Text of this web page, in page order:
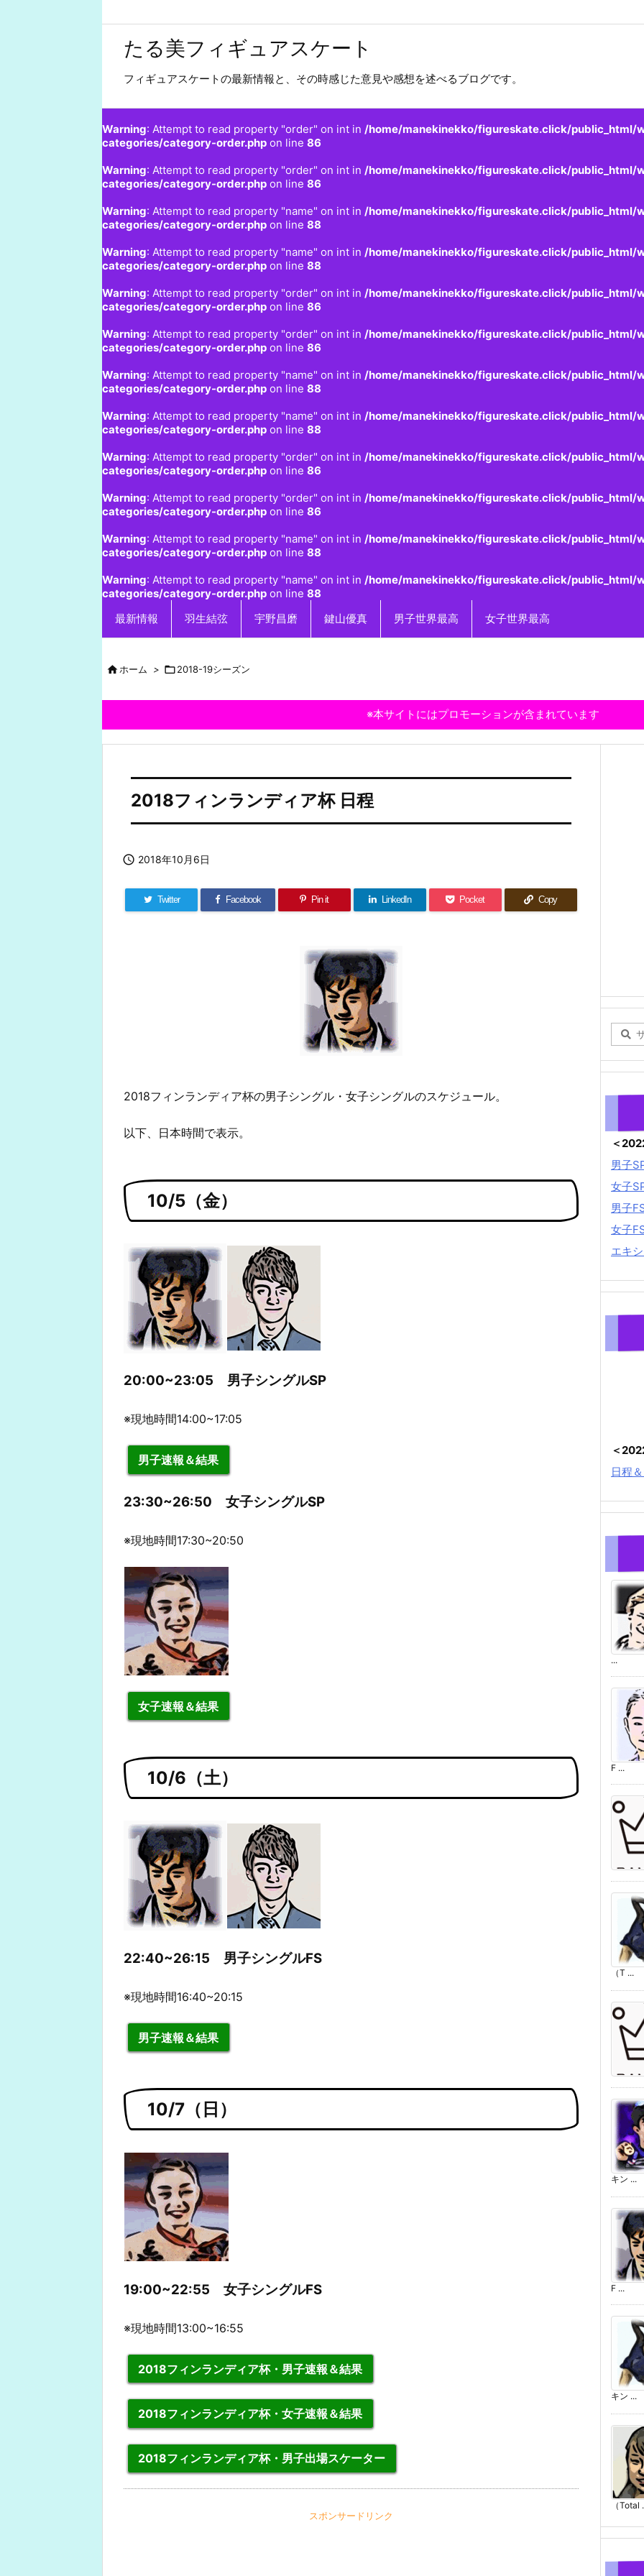
たる美フィギュアスケート
フィギュアスケートの最新情報と、その時感じた意見や感想を述べるブログです。
Warning: Attempt to read property "order" on int in /home/manekinekko/figureskate.click/public_html/
categories/category-order.php on line 86
Warning: Attempt to read property "order" on int in /home/manekinekko/figureskate.click/public_html/
categories/category-order.php on line 86
Warning: Attempt to read property "name" on int in /home/manekinekko/figureskate.click/public_html/
categories/category-order.php on line 88
Warning: Attempt to read property "name" on int in /home/manekinekko/figureskate.click/public_html/
categories/category-order.php on line 88
Warning: Attempt to read property "order" on int in /home/manekinekko/figureskate.click/public_html/
categories/category-order.php on line 86
Warning: Attempt to read property "order" on int in /home/manekinekko/figureskate.click/public_html/
categories/category-order.php on line 86
Warning: Attempt to read property "name" on int in /home/manekinekko/figureskate.click/public_html/
categories/category-order.php on line 88
Warning: Attempt to read property "name" on int in /home/manekinekko/figureskate.click/public_html/
categories/category-order.php on line 88
Warning: Attempt to read property "order" on int in /home/manekinekko/figureskate.click/public_html/
categories/category-order.php on line 86
Warning: Attempt to read property "order" on int in /home/manekinekko/figureskate.click/public_html/
categories/category-order.php on line 86
Warning: Attempt to read property "name" on int in /home/manekinekko/figureskate.click/public_html/
categories/category-order.php on line 88
Warning: Attempt to read property "name" on int in /home/manekinekko/figureskate.click/public_html/
categories/category-order.php on line 88
最新情報
羽生結弦 宇野昌磨 鍵山優真 男子世界最高 女子世界最高
ホーム > 2018-19シーズン
※本サイトにはプロモーションが含まれています
2018フィンランディア杯 日程
 2018年10月6日
Twitter Facebook Pin it LinkedIn Pocket Copy
2018フィンランディア杯の男子シングル・女子シングルのスケジュール。
以下、日本時間で表示。
10/5（金）
20:00~23:05 男子シングルSP
※現地時間14:00~17:05
男子速報＆結果
23:30~26:50 女子シングルSP
※現地時間17:30~20:50
女子速報＆結果
10/6（土）
22:40~26:15 男子シングルFS
※現地時間16:40~20:15
男子速報＆結果
10/7（日）
19:00~22:55 女子シングルFS
※現地時間13:00~16:55
2018フィンランディア杯・男子速報＆結果
2018フィンランディア杯・女子速報＆結果
2018フィンランディア杯・男子出場スケーター
スポンサードリンク
＜
男子
女子
男子
女子
エキ
＜
日程
...
F ...
（T ...
キン ...
F ...
キン ...
（Total